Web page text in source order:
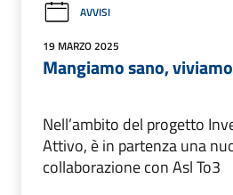
AVVISI
19 MARZO 2025
Mangiamo sano,
Nell’ambito del progetto
Attivo, è in partenza una
collaborazione con Asl To3